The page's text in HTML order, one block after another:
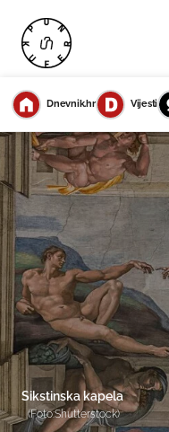
Dnevnik.hr Vijesti
Sikstinska kapela
(Foto:Shutterstock)